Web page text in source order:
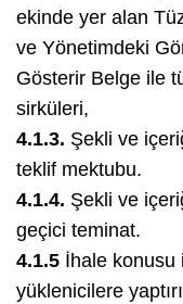
ekinde yer alan
ve Yönetimdeki
Gösterir Belge ile
sirküleri,
4.1.3. Şekli ve
teklif mektubu.
4.1.4. Şekli ve
geçici teminat.
4.1.5 İhale konusu
yüklenicilere